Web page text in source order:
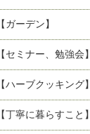
【ガーデン】
【セミナー、勉強会】
【ハーブクッキング】
【丁寧に暮らすこと】